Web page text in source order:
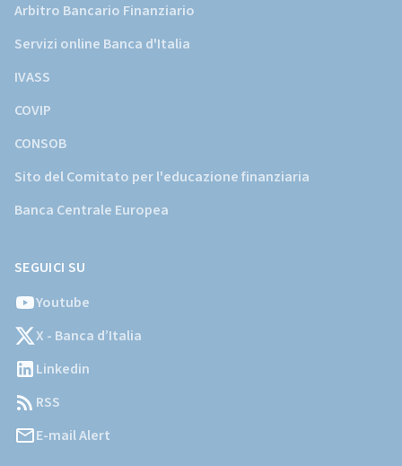
Arbitro Bancario Finanziario
Servizi online Banca d'Italia
IVASS
COVIP
CONSOB
Sito del Comitato per l'educazione finanziaria
Banca Centrale Europea
SEGUICI SU
Youtube
X - Banca d’Italia
Linkedin
RSS
E-mail Alert